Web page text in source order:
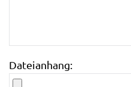
Dateianhang: